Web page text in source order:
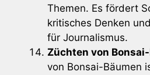
Themen. Es fördert
kritisches Denken
für Journalismus.
Züchten von
von Bonsai-Bäumen